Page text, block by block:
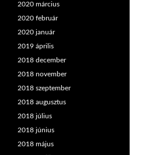
2020 március
2020 február
2020 január
2019 április
2018 december
2018 november
2018 szeptember
2018 augusztus
2018 július
2018 június
2018 május